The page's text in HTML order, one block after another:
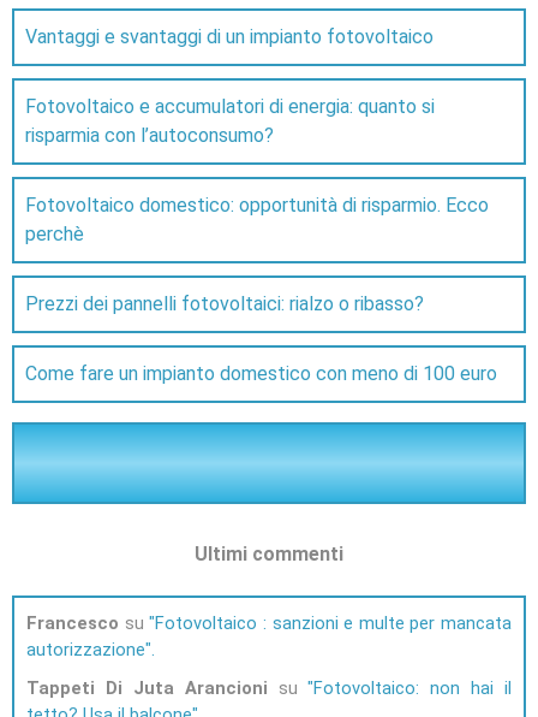
Vantaggi e svantaggi di un impianto fotovoltaico
Fotovoltaico e accumulatori di energia: quanto si
risparmia con l’autoconsumo?
Fotovoltaico domestico: opportunità di risparmio. Ecco
perchè
Prezzi dei pannelli fotovoltaici: rialzo o ribasso?
Come fare un impianto domestico con meno di 100 euro
Ultimi commenti
Francesco su Fotovoltaico : sanzioni e multe per mancata
autorizzazione
Tappeti Di Juta Arancioni su Fotovoltaico: non hai il